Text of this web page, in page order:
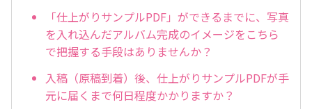
「仕上がりサンプルPDF」ができるまでに、写真
を入れ込んだアルバム完成のイメージをこちら
で把握する手段はありませんか？
入稿（原稿到着）後、仕上がりサンプルPDFが手
元に届くまで何日程度かかりますか？